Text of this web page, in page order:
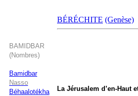
BÉRÉCHITE (Genèse)
BAMIDBAR
(Nombres)
Bamidbar
Nasso
Béhaalotékha
La Jérusalem d’en-Haut